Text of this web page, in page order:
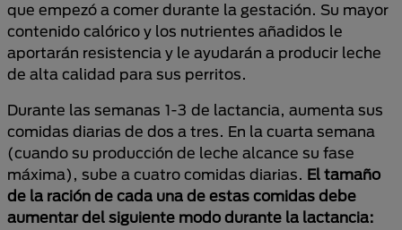
que empezó a comer durante la gestación. Su mayor
contenido calórico y los nutrientes añadidos le
aportarán resistencia y le ayudarán a producir leche
de alta calidad para sus perritos.
Durante las semanas 1-3 de lactancia, aumenta sus
comidas diarias de dos a tres. En la cuarta semana
(cuando su producción de leche alcance su fase
máxima), sube a cuatro comidas diarias. El tamaño
de la ración de cada una de estas comidas debe
aumentar del siguiente modo durante la lactancia: